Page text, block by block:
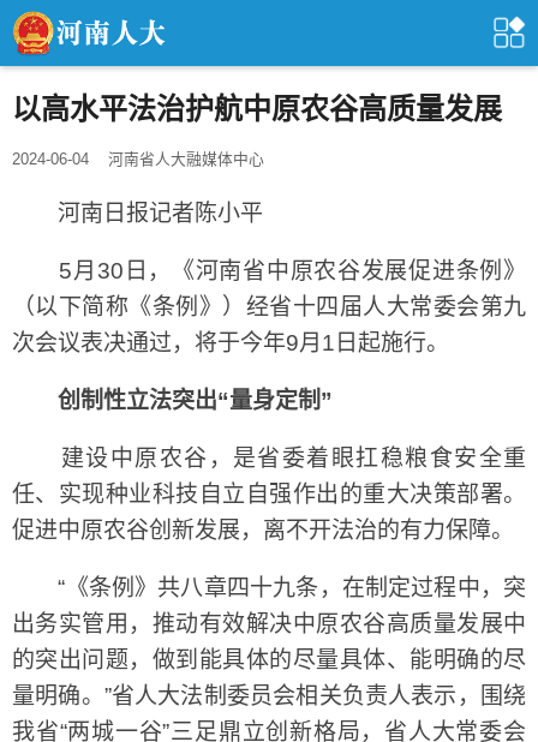
以高水平法治护航中原农谷高质量发展
2024-06-04 河南省人大融媒体中心
河南日报记者陈小平
5月30日，《河南省中原农谷发展促进条例》
（以下简称《条例》）经省十四届人大常委会第九
次会议表决通过，将于今年9月1日起施行。
创制性立法突出“量身定制”
建设中原农谷，是省委着眼扛稳粮食安全重
任、实现种业科技自立自强作出的重大决策部署。
促进中原农谷创新发展，离不开法治的有力保障。
“《条例》共八章四十九条，在制定过程中，突
出务实管用，推动有效解决中原农谷高质量发展中
的突出问题，做到能具体的尽量具体、能明确的尽
量明确。”省人大法制委员会相关负责人表示，围绕
我省“两城一谷”三足鼎立创新格局，省人大常委会